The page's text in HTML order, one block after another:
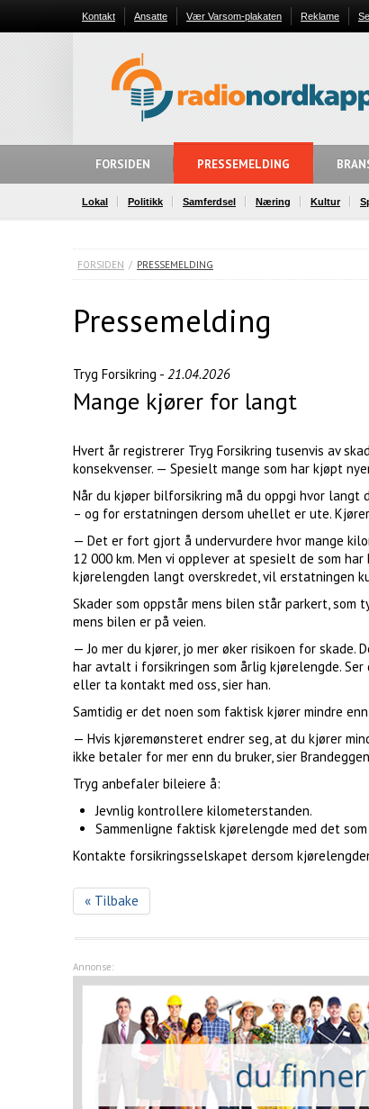
Kontakt Ansatte Vær Varsom-plakaten Reklame
FORSIDEN PRESSEMELDING
Lokal Politikk Samferdsel Næring Kultur
FORSIDEN / PRESSEMELDING
Pressemelding
Tryg Forsikring - 21.04.2026
Mange kjører for langt
Hvert år registrerer Tryg Forsikring tusenvis av
konsekvenser. — Spesielt mange som har kjøpt
Når du kjøper bilforsikring må du oppgi hvor
– og for erstatningen dersom uhellet er ute.
— Det er fort gjort å undervurdere hvor mange
12 000 km. Men vi opplever at spesielt de som
kjørelengden langt overskredet, vil erstatningen
Skader som oppstår mens bilen står parkert,
mens bilen er på veien.
— Jo mer du kjører, jo mer øker risikoen for
har avtalt i forsikringen som årlig kjørelengde.
eller ta kontakt med oss, sier han.
Samtidig er det noen som faktisk kjører mindre
— Hvis kjøremønsteret endrer seg, at du kjører
ikke betaler for mer enn du bruker, sier
Tryg anbefaler bileiere å:
Jevnlig kontrollere kilometerstanden.
Sammenligne faktisk kjørelengde med det
Kontakte forsikringsselskapet dersom
« Tilbake
Annonse: